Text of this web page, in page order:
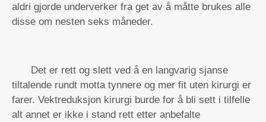
aldri gjorde underverker fra get av å måtte brukes alle
disse om nesten seks måneder.
Det er rett og slett ved å en langvarig sjanse
tiltalende rundt motta tynnere og mer fit uten kirurgi er
farer. Vektreduksjon kirurgi burde for å bli sett i tilfelle
alt annet er ikke i stand rett etter anbefalte